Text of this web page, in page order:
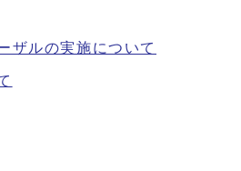
ザルの実施について